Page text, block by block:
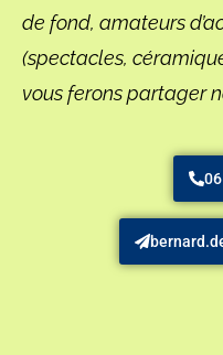
de fond, amateurs
(spectacles,
vous ferons partager